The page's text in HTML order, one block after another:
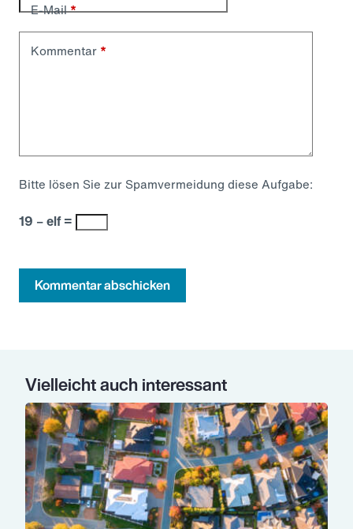
E-Mail*
Kommentar *
Bitte lösen Sie zur Spamvermeidung diese Aufgabe:
19 − elf =
Kommentar abschicken
Vielleicht auch interessant